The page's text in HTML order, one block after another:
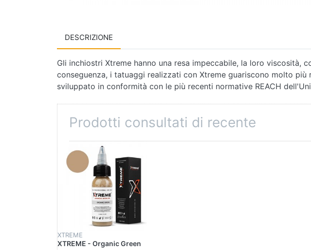
DESCRIZIONE
Gli inchiostri Xtreme hanno una resa impeccabile, la loro viscosità,
conseguenza, i tatuaggi realizzati con Xtreme guariscono molto
sviluppato in conformità con le più recenti normative REACH
Prodotti consultati di recente
XTREME
XTREME - Organic Green